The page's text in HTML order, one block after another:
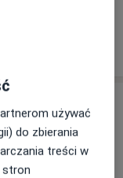
Umów wizytę
używać
do zbierania
treści w
stron